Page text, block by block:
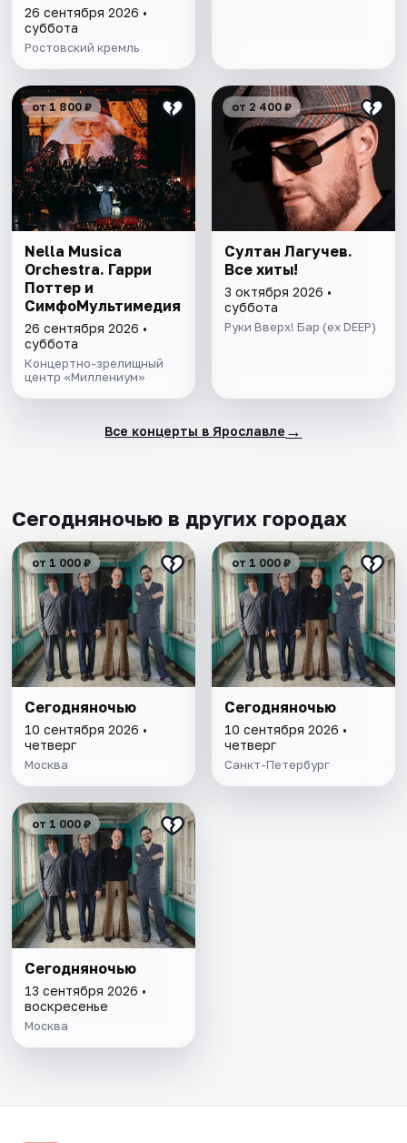
26 сентября 2026 •
суббота
Ростовский кремль
от 1 800 ₽
Nella Musica
Orchestra. Гарри
Поттер и
СимфоМультимедия
26 сентября 2026 •
суббота
Концертно-зрелищный
центр «Миллениум»
от 2 400 ₽
Султан Лагучев.
Все хиты!
3 октября 2026 •
суббота
Руки Вверх! Бар (ex DEEP)
Все концерты в Ярославле →
Сегодняночью в других городах
от 1 000 ₽
Сегодняночью
10 сентября 2026 •
четверг
Москва
от 1 000 ₽
Сегодняночью
10 сентября 2026 •
четверг
Санкт-Петербург
от 1 000 ₽
Сегодняночью
13 сентября 2026 •
воскресенье
Москва